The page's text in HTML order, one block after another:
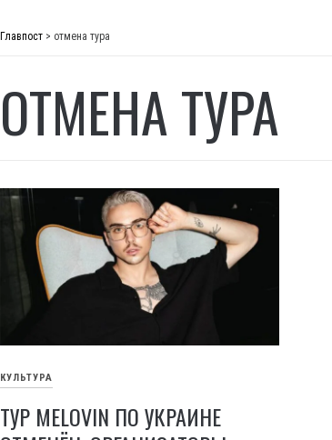
Главпост > отмена тура
ОТМЕНА ТУРА
КУЛЬТУРА
ТУР MELOVIN ПО УКРАИНЕ